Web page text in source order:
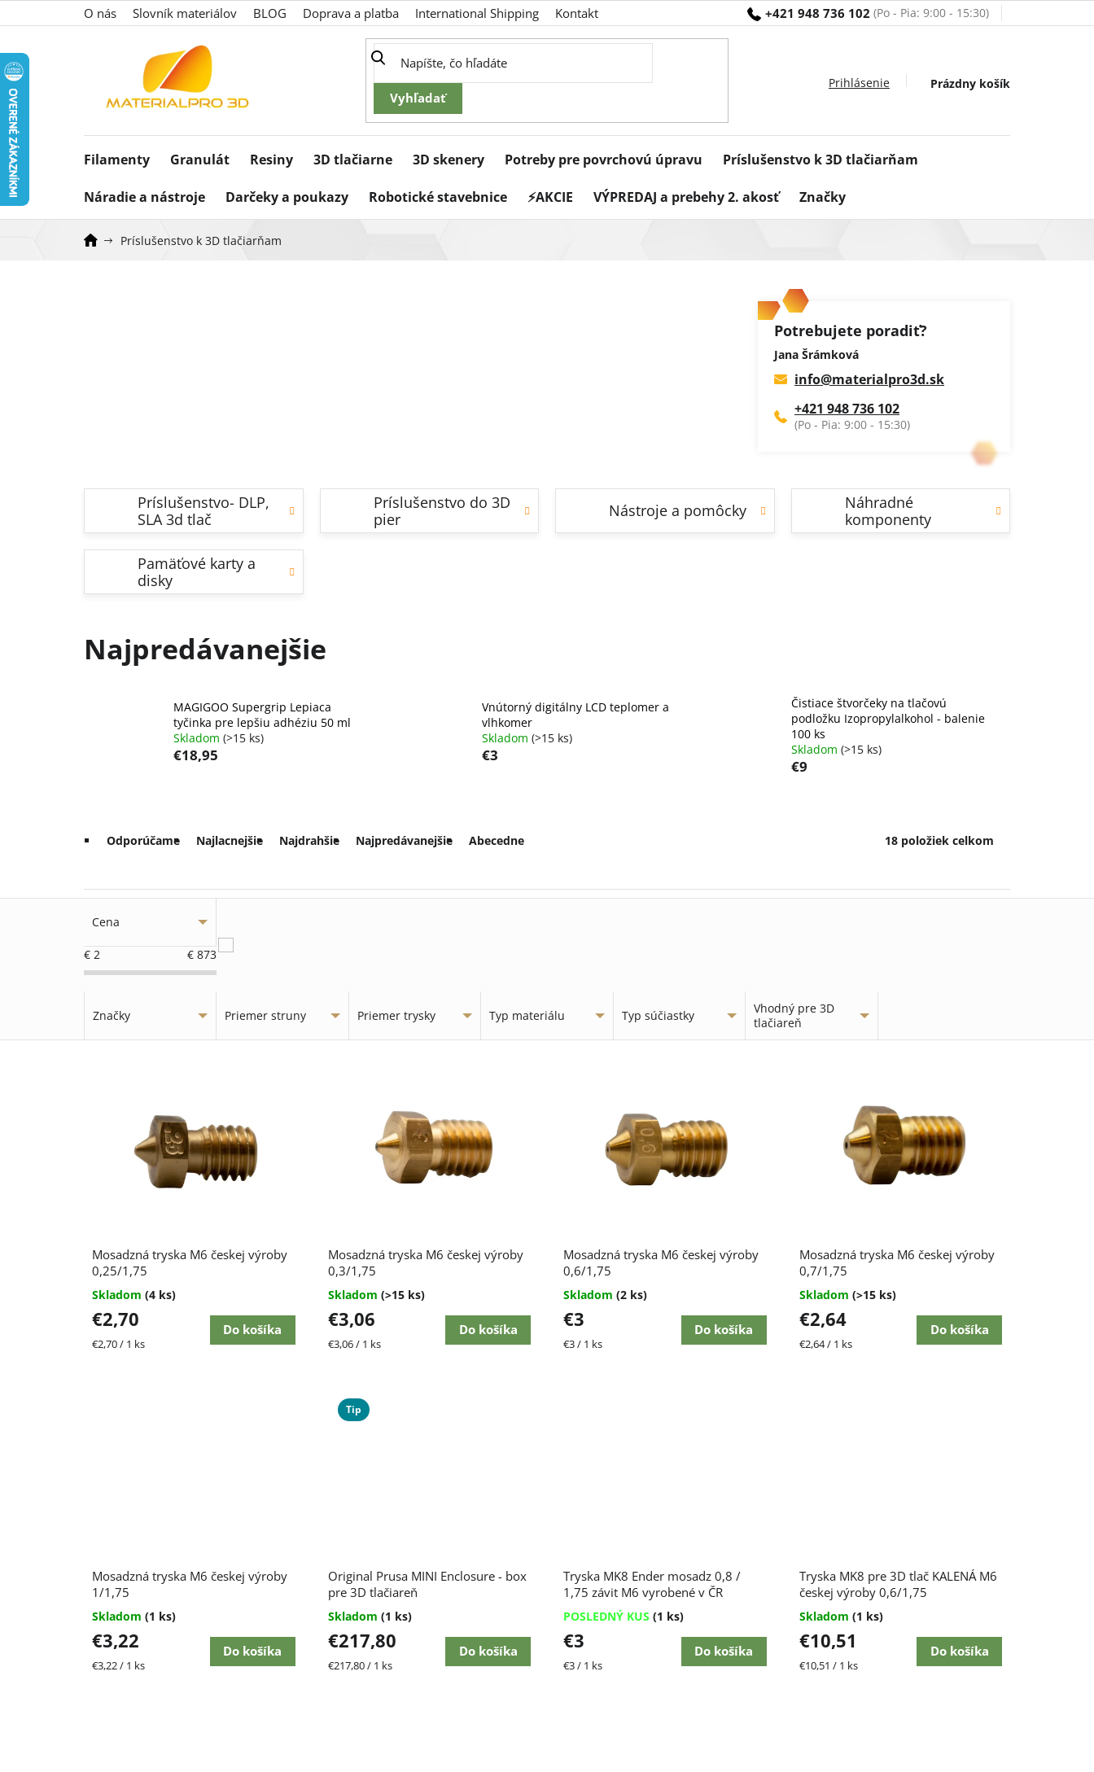
na
+421 948 736 102
O nás Slovník materiálov BLOG Doprava a platba International Shipping Kontakt
Nákupný
Prázdny košík
Filamenty Granulát Resiny 3D tlačiarne 3D skenery Potreby pre povrchovú úpravu Príslušenstvo k 3D tlačiarňam
Náradie a nástroje Darčeky a poukazy Robotické stavebnice ⚡AKCIE VÝPREDAJ a prebehy 2. akosť Značky
Príslušenstvo k 3D tlačiarňam
Potrebujete poradiť?
Jana Šrámková
info@materialpro3d.sk
+421 948 736 102
Príslušenstvo- DLP,
SLA 3d tlač
Príslušenstvo do 3D
pier
Nástroje a pomôcky
Náhradné
komponenty
Pamäťové karty a
disky
Najpredávanejšie
MAGIGOO Supergrip Lepiaca
tyčinka pre lepšiu adhéziu 50 ml
Skladom (>15 ks)
€18,95
Vnútorný digitálny LCD teplomer a
vlhkomer
Skladom(>15 ks)
€3
Čistiace štvorčeky na tlačovú
podložku Izopropylalkohol - balenie
100 ks
Skladom (>15 ks)
€9
a
d
e
n
i
e
k
t
o
v
Odporúčame Najlacnejšie Najdrahšie Najpredávanejšie Abecedne 18 položiek celkom
Cena
€ 2 € 873
Značky Priemer struny Priemer trysky Typ materiálu Typ súčiastky
Vhodný pre 3D
tlačiareň
p
r
o
d
Mosadzná tryska M6 českej výroby
0,25/1,75
Skladom (4 ks)
€2,70
Jednotková
€2,70 / 1 ks
Do košíka
Mosadzná tryska M6 českej výroby
0,3/1,75
Skladom (>15 ks)
€3,06
Jednotková
€3,06 / 1 ks
Do košíka
Mosadzná tryska M6 českej výroby
0,6/1,75
Skladom (2 ks)
€3
Jednotková
€3 / 1 ks
Do košíka
Mosadzná tryska M6 českej výroby
0,7/1,75
Skladom (>15 ks)
€2,64
Jednotková
€2,64 / 1 ks
Do košíka
Mosadzná tryska M6 českej výroby
1/1,75
Skladom (1 ks)
€3,22
Jednotková
€3,22 / 1 ks
Do košíka
Tip
Original Prusa MINI Enclosure - box
pre 3D tlačiareň
Skladom (1 ks)
€217,80
Jednotková
€217,80 / 1 ks
Do košíka
Tryska MK8 Ender mosadz 0,8 /
1,75 závit M6 vyrobené v ČR
POSLEDNÝ KUS (1 ks)
€3
Jednotková
€3 / 1 ks
Do košíka
Tryska MK8 pre 3D tlač KALENÁ M6
českej výroby 0,6/1,75
Skladom (1 ks)
€10,51
Jednotková
€10,51 / 1 ks
Do košíka